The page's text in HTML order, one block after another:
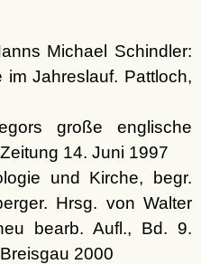
Michael Schindler:
im Jahreslauf. Pattloch,
große englische
14. Juni 1997
und Kirche, begr.
Hrsg. von Walter
bearb. Aufl., Bd. 9.
2000